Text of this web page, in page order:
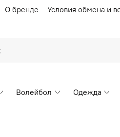
О бренде Условия обмена и
Волейбол Одежда